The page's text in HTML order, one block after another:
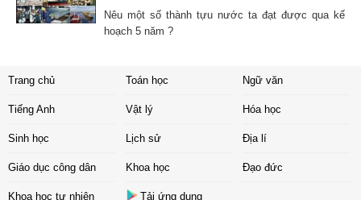
Nêu một số thành tựu nước ta đạt được qua kế
hoạch 5 năm ?
Trang chủ Toán học Ngữ văn
Tiếng Anh Vật lý Hóa học
Sinh học Lịch sử Địa lí
Giáo dục công dân Khoa học Đạo đức
Khoa học tự nhiên Tải ứng dụng